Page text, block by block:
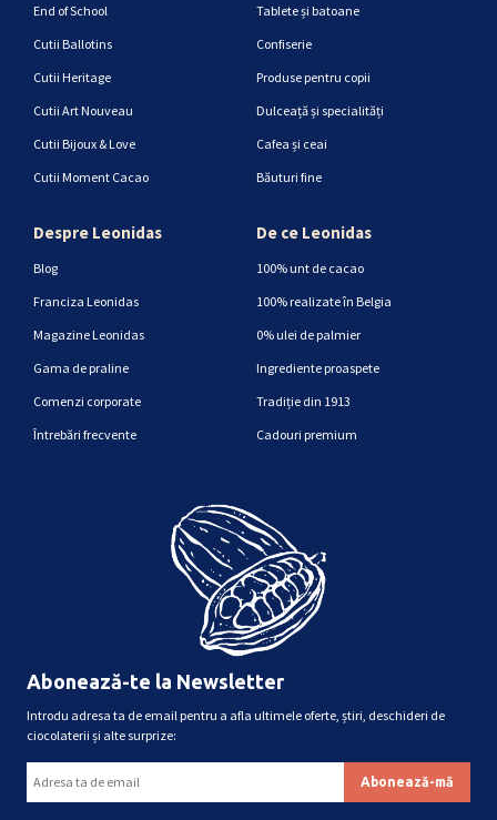
End of School
Cutii Ballotins
Cutii Heritage
Cutii Art Nouveau
Cutii Bijoux & Love
Cutii Moment Cacao
Tablete și batoane
Confiserie
Produse pentru copii
Dulceață și specialități
Cafea și ceai
Băuturi fine
Despre Leonidas
Blog
Franciza Leonidas
Magazine Leonidas
Gama de praline
Comenzi corporate
Întrebări frecvente
De ce Leonidas
100% unt de cacao
100% realizate în Belgia
0% ulei de palmier
Ingrediente proaspete
Tradiție din 1913
Cadouri premium
Abonează-te la Newsletter
Introdu adresa ta de email pentru a afla ultimele oferte, știri, deschideri de
ciocolaterii și alte surprize: